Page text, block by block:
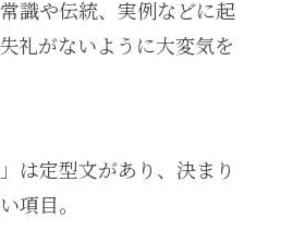
識や伝統、実例などに起
礼がないように大変気を
は定型文があり、決まり
項目。